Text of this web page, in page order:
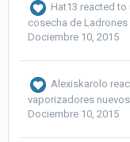
Hat13 reacted to
cosecha de Ladrones
Dociembre 10, 2015
Alexiskarolo
vaporizadores nuevos
Dociembre 10, 2015